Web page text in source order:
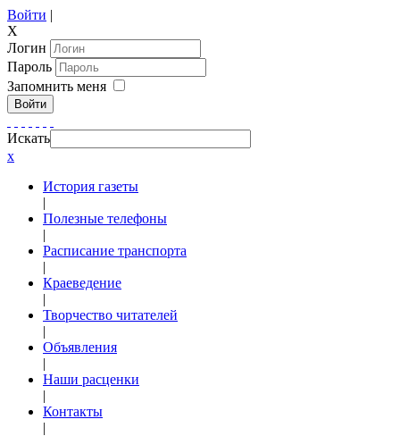
Войти |
X
Логин
Пароль
Запомнить меня
Войти
Искать
x
История газеты
|
Полезные телефоны
|
Расписание транспорта
|
Краеведение
|
Творчество читателей
|
Объявления
|
Наши расценки
|
Контакты
|